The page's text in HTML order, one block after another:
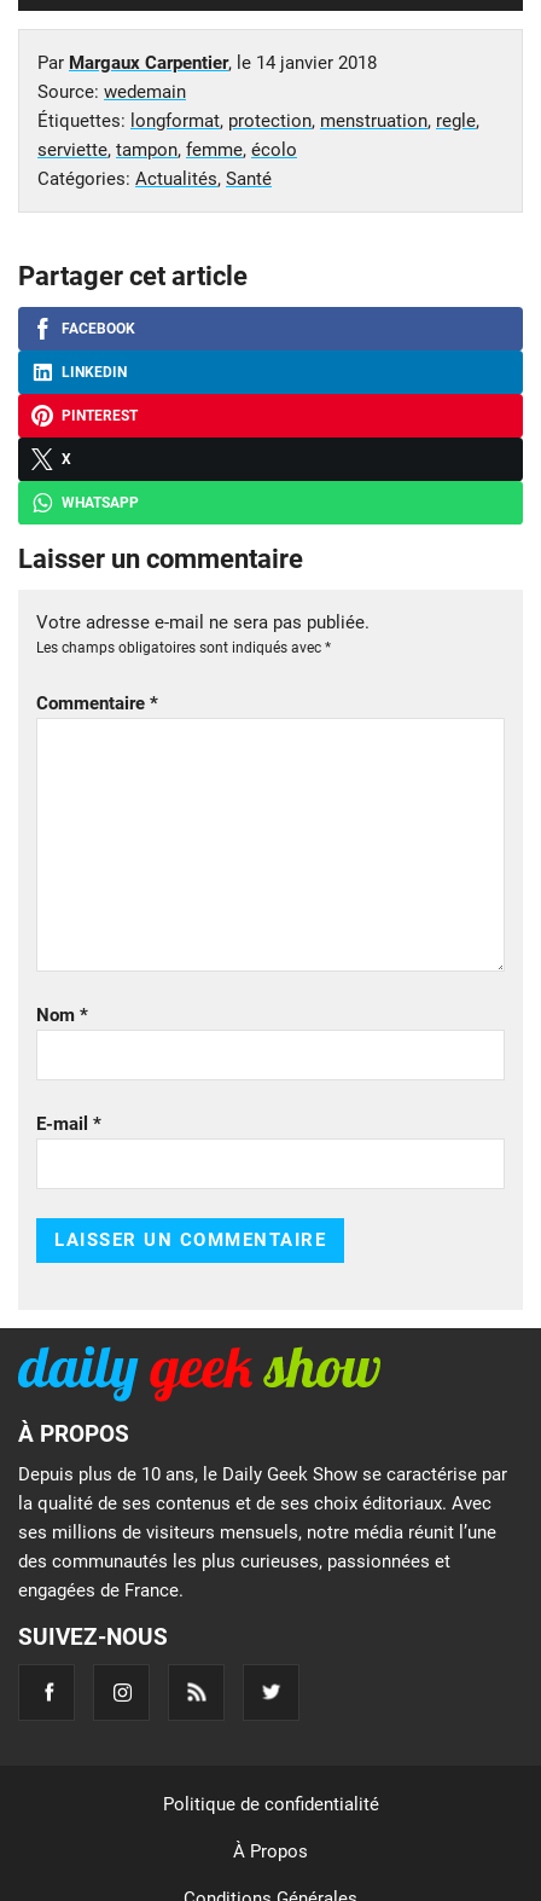
Par Margaux Carpentier, le 14 janvier 2018
Source: wedemain
Étiquettes: longformat, protection, menstruation, regle,
serviette, tampon, femme, écolo
Catégories: Actualités, Santé
Partager cet article
FACEBOOK
LINKEDIN
PINTEREST
X
WHATSAPP
Laisser un commentaire
Votre adresse e-mail ne sera pas publiée.
Les champs obligatoires sont indiqués avec *
Commentaire *
Nom *
E-mail *
À PROPOS
Depuis plus de 10 ans, le Daily Geek Show se caractérise par
la qualité de ses contenus et de ses choix éditoriaux. Avec
ses millions de visiteurs mensuels, notre média réunit l’une
des communautés les plus curieuses, passionnées et
engagées de France.
SUIVEZ-NOUS
Politique de confidentialité
À Propos